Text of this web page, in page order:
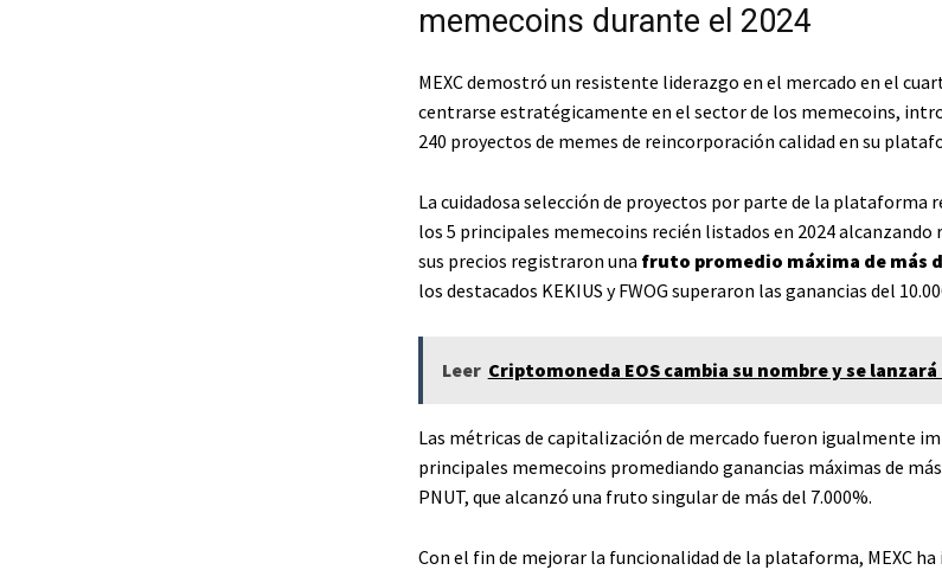
memecoins durante el 2024
MEXC demostró un resistente liderazgo en el mercado en el
centrarse estratégicamente en el sector de los memecoins,
240 proyectos de memes de reincorporación calidad en su
La cuidadosa selección de proyectos por parte de la plataforma
los 5 principales memecoins recién listados en 2024
sus precios registraron una fruto promedio máxima de más
los destacados KEKIUS y FWOG superaron las ganancias del
Leer Criptomoneda EOS cambia su nombre y se
Las métricas de capitalización de mercado fueron igualmente
principales memecoins promediando ganancias máximas de
PNUT, que alcanzó una fruto singular de más del 7.000%.
Con el fin de mejorar la funcionalidad de la plataforma, MEXC